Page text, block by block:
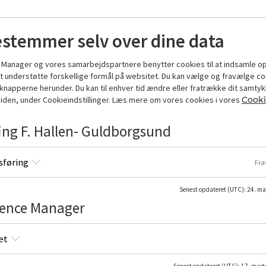
hvorfor sundhed er vigtig og hør om kost og
om bevægelse og afspænding og - ikke mindst
foredrag om sundhed og livsstil i Loungen og
Køb, køb, køb krystaller, røgelse,
få en snak om muligheder hos de mange
og søndag – vi glæder os til at byde dig
på
selv over dine data
og vores samarbejdspartnere benytter cookies til at indsamle
understøtte forskellige formål på websitet. Du kan vælge og fravælge
herunder. Du kan til enhver tid ændre eller fratrække dit
under Cookieindstillinger. Læs mere om vores cookies i vores
F. Hallen- Guldborgsund
Senest opdateret (UTC): 24.
Manager